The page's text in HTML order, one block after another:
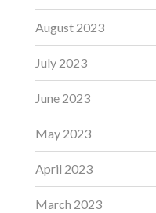
August 2023
July 2023
June 2023
May 2023
April 2023
March 2023